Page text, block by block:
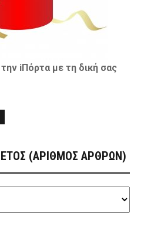
iΠόρτα με τη δική σας
(ΑΡΙΘΜΟΣ ΑΡΘΡΩΝ)